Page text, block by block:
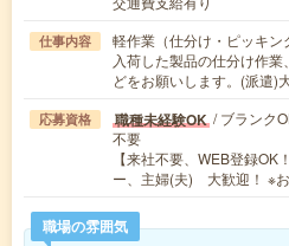
仕事内容
軽作業（仕分け・ピッキン
入荷した製品の仕分け作
どをお願いします。(派遣)
応募資格 職種未経験OK / ブランク
不要
【来社不要、WEB登録
ー、主婦(夫) 大歓迎！ ※
職場の雰囲気